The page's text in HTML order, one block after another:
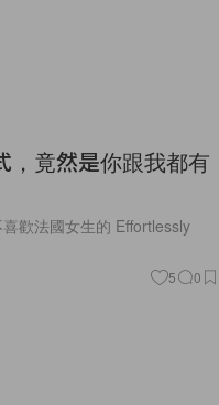
，竟然是你跟我都有
歡法國女生的 Effortlessly
5 0